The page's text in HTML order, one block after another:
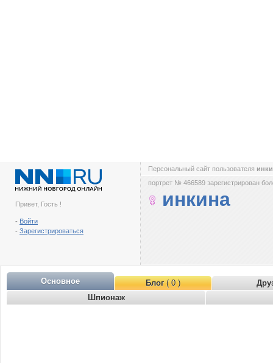
Привет, Гость !
- Войти
- Зарегистрироваться
Персональный сайт пользователя
портрет № 466589 зарегистрирован
инкина
Основное Блог( 0 )
Шпионаж